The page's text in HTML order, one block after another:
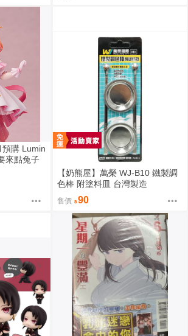
預購 Lumin
來點兔子
PVC 完
【奶熊屋】萬榮 WJ-B10 鐵製調
色棒 附塗料皿 台灣製造
售價 90